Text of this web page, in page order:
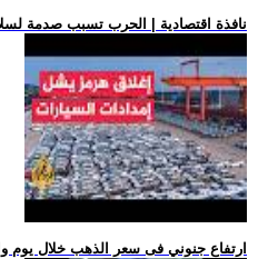
.. نافذة اقتصادية | الحرب تسبب صدمة
.. ارتفاع جنوني فى سعر الذهب خلال يوم